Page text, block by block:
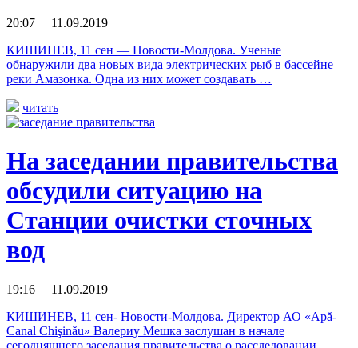
20:07 11.09.2019
КИШИНЕВ, 11 сен — Новости-Молдова. Ученые
обнаружили два новых вида электрических рыб в бассейне
реки Амазонка. Одна из них может создавать …
читать
На заседании правительства
обсудили ситуацию на
Станции очистки сточных
вод
19:16 11.09.2019
КИШИНЕВ, 11 сен- Новости-Молдова. Директор АО «Apă-
Canal Chişinău» Валериу Мешка заслушан в начале
сегодняшнего заседания правительства о расследовании